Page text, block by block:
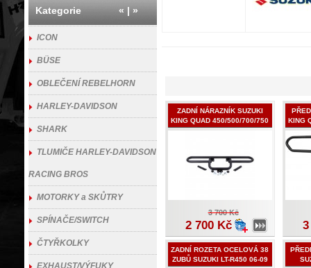
ZADNÍ NÁRAZNÍK SUZUKI
KING QUAD 450/500/700/750
2005 - 2019
3 700 Kč
2 700 Kč
KING
ZADNÍ ROZETA OCELOVÁ 38
ZUBŮ SUZUKI LT-R450 06-09
Kategorie « | »
ICON
BÜSE
OBLEČENÍ REBELHORN
HARLEY-DAVIDSON
SHARK
TLUMIČE HARLEY-DAVIDSON
RACING BROS
MOTORKY a SKŮTRY
SPÍNAČE/SWITCH
ČTYŘKOLKY
EXHAUST/VÝFUKY